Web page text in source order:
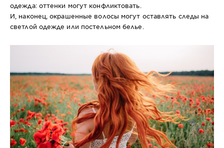
одежда: оттенки могут конфликтовать.
И, наконец, окрашенные волосы могут оставлять следы на
светлой одежде или постельном белье.